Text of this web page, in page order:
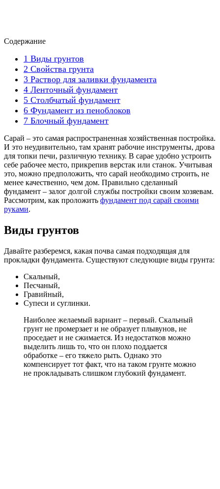
Содержание
1 Виды грунтов
2 Свойства грунта
3 Раствор для заливки фундамента
4 Ленточный фундамент
5 Столбчатый фундамент
6 Фундамент из пеноблоков
7 Блочный фундамент
Сарай – это самая распространенная хозяйственная постройка.
И это неудивительно, там хранят рабочие инструменты, дрова
для топки печи, различную технику. В сарае удобно устроить
себе рабочее место, прикрепив верстак или станок. Учитывая
это, можно предположить, что сарай необходимо строить, не
менее качественно, чем дом. Правильно сделанный
фундамент – залог долгой службы постройки своим хозяевам.
Рассмотрим, как проложить фундамент под сарай своими
руками.
Виды грунтов
Давайте разберемся, какая почва самая подходящая для
прокладки фундамента. Существуют следующие виды грунта:
Скальный,
Песчаный,
Гравийный,
Супеси и суглинки.
Наиболее желаемый вариант – первый. Скальный
грунт не промерзает и не образует плывунов, не
проседает и не сжимается. Из недостатков можно
выделить лишь то, что он плохо поддается
обработке – его тяжело рыть. Однако это
компенсирует тот факт, что на таком грунте можно
не прокладывать слишком глубокий фундамент.